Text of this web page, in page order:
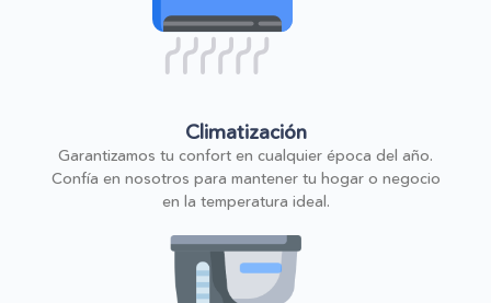
Climatización
Garantizamos tu confort en cualquier época del año.
Confía en nosotros para mantener tu hogar o negocio
en la temperatura ideal.